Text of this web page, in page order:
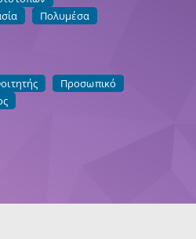
Πολυμέσα
Προσωπικό